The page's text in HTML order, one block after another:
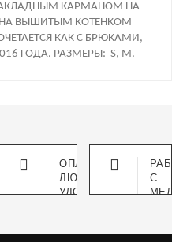
КАРМАНОМ НА
ВЫШИТЫМ КОТЕНКОМ
КАК С БРЮКАМИ,
ГОДА. РАЗМЕРЫ: S, M.
ОПЛАТА
ЛЮБЫМ
УДОБНЫМ
С
5